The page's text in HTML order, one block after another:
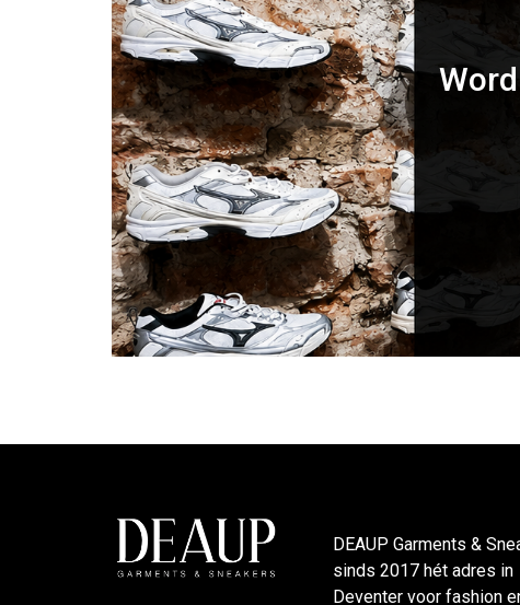
DEAUP Garments &
sinds 2017 hét adres in
Deventer voor fashion